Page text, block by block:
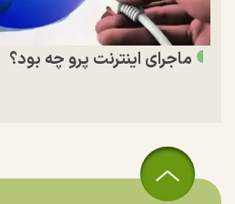
ماجرای اینترنت پرو چه بود؟